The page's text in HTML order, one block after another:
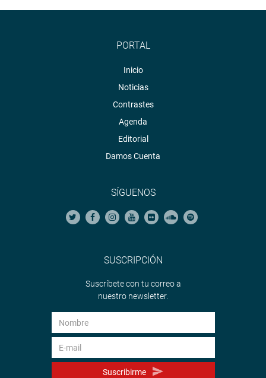
PORTAL
Inicio
Noticias
Contrastes
Agenda
Editorial
Damos Cuenta
SÍGUENOS
SUSCRIPCIÓN
Suscríbete con tu correo a
nuestro newsletter.
Suscribirme